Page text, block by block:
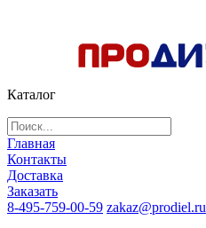
Каталог
Главная
Контакты
Доставка
Заказать
8-495-759-00-59 zakaz@prodiel.ru